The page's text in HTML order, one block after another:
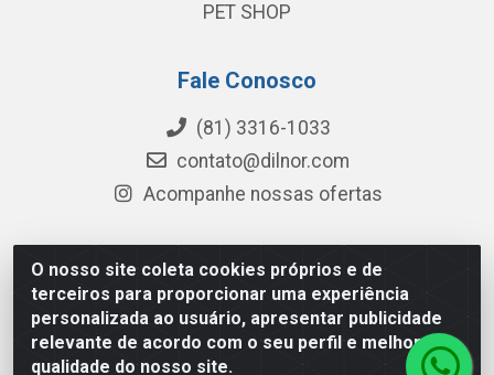
O nosso site coleta cookies próprios e de
terceiros para proporcionar uma experiência
personalizada ao usuário, apresentar publicidade
relevante de acordo com o seu perfil e melhorar a
qualidade do nosso site.
PET SHOP
Fale Conosco
(81) 3316-1033
contato@dilnor.com
Acompanhe nossas ofertas
Dilnor Distribuidora - Rua Professor Joaquim Cavalcanti,
975 - Iputinga - Recife/PE - CEP 50800-010 - CNPJ
04.054.534/0001-51